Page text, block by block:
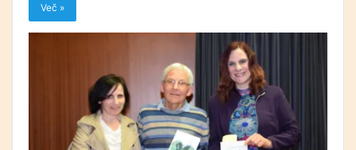
Več »